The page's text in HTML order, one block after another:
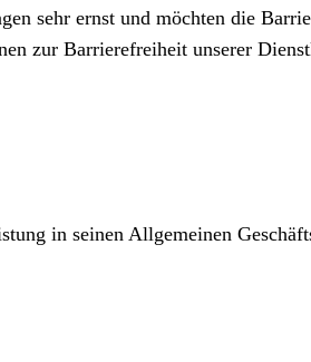
sehr ernst und möchten die
zur Barrierefreiheit unserer
in seinen Allgemeinen